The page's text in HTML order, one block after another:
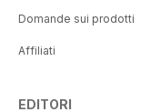
Domande sui prodotti
Affiliati
EDITORI